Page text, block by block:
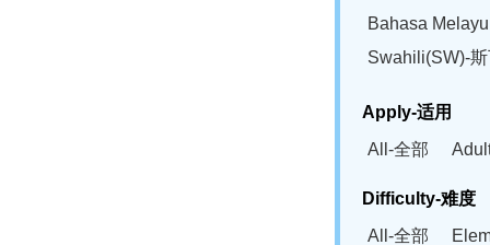
Bahasa
Swahili(SW)-
Apply-适用
All-全部
Difficulty-难度
All-全部